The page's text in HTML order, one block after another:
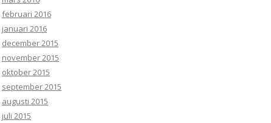
februari 2016
januari 2016
december 2015
november 2015
oktober 2015
september 2015
augusti 2015
juli 2015